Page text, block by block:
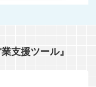
支援ツール』